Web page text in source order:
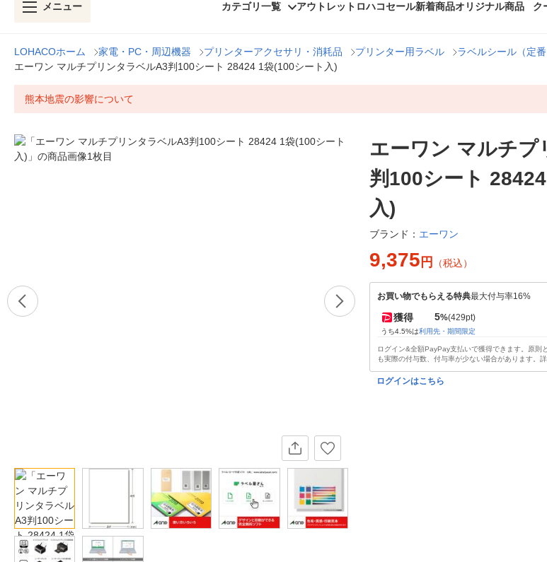
メニュー カテゴリ一覧 アウトレット ロハコセール新着商品オリジナル商品 ク
LOHACOホーム 家電・PC・周辺機器 プリンターアクセサリ・消耗品 プリンター用ラベル
ラベルシール（定
エーワン マルチプリンタラベルA3判100シート 28424 1袋(100シート入)
熊本地震の影響について
エーワン マルチプ
判100シート
入)
ブランド： エーワン
9,375 円 （税込）
お買い物でもらえる特典最大付与率16%
獲得 5%(429pt)
うち4.5%は利用先・期間限定
ログイン&全額PayPay支払いで獲得できます。原則
も実際の付与数、付与率が少ない場合があります。
ログインはこちら